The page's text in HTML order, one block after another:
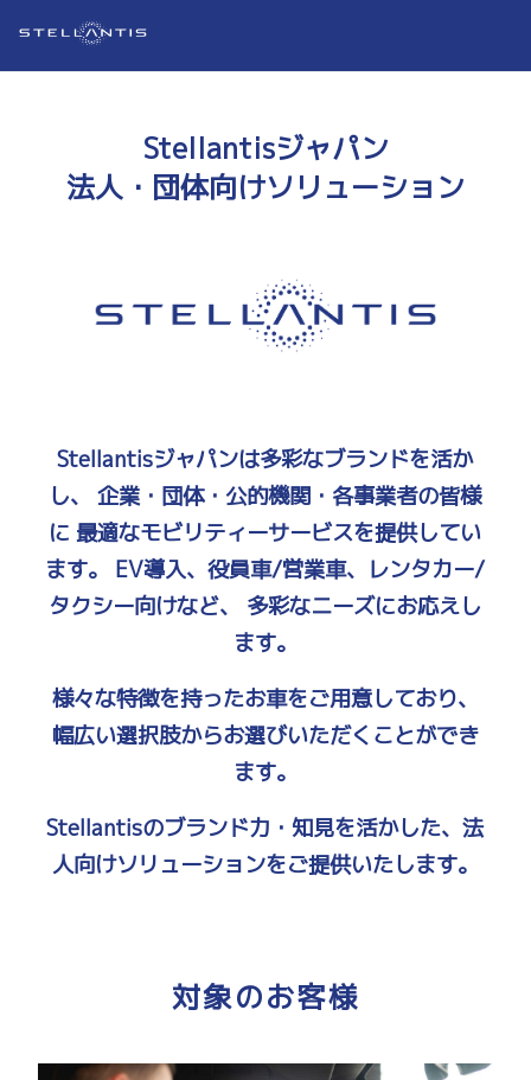
Stellantisジャパン
法人・団体向けソリューション
Stellantisジャパンは多彩なブランドを活か
し、
企業・団体・公的機関・各事業者の皆様
に 最適なモビリティーサービスを提供してい
ます。
EV導入、役員車/営業車、レンタカー/
タクシー向けなど、 多彩なニーズにお応えし
ます。
様々な特徴を持ったお車をご用意しており、
幅広い選択肢からお選びいただくことができ
ます。
Stellantisのブランド力・知見を活かした、法
人向けソリューションをご提供いたします。
対象のお客様